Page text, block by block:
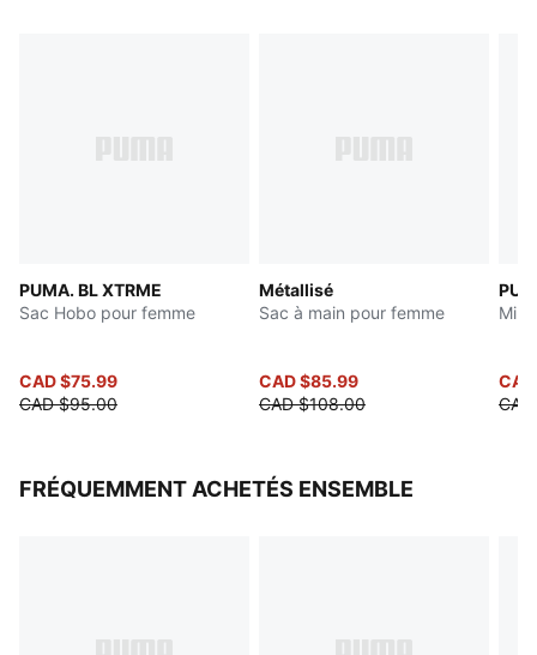
PUMA. BL XTRME
Sac Hobo pour femme
CAD $75.99
CAD $95.00
Métallisé
Sac à main pour femme
CAD $85.99
CAD $108.00
Mini
FRÉQUEMMENT ACHETÉS ENSEMBLE